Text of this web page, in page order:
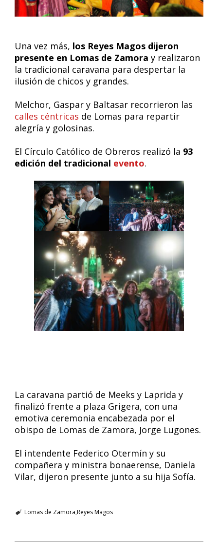
Una vez más, los Reyes Magos dijeron
presente en Lomas de Zamora y realizaron
la tradicional caravana para despertar la
ilusión de chicos y grandes.
Melchor, Gaspar y Baltasar recorrieron las
calles céntricas de Lomas para repartir
alegría y golosinas.
El Círculo Católico de Obreros realizó la 93
edición del tradicional evento.
La caravana partió de Meeks y Laprida y
finalizó frente a plaza Grigera, con una
emotiva ceremonia encabezada por el
obispo de Lomas de Zamora, Jorge Lugones.
El intendente Federico Otermín y su
compañera y ministra bonaerense, Daniela
Vilar, dijeron presente junto a su hija Sofía.
Lomas de Zamora Reyes Magos